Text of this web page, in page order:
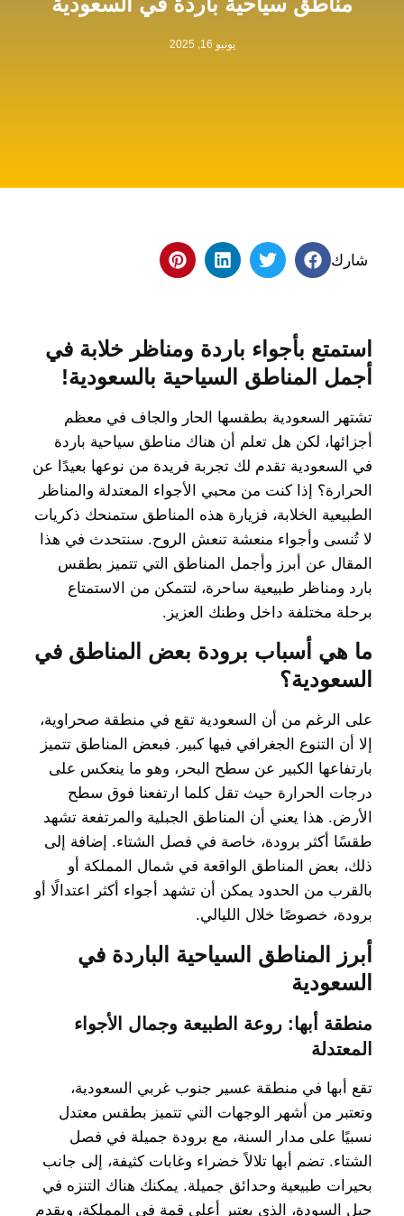
يونيو 16, 2025
شارك
استمتع بأجواء باردة ومناظر خلابة في
أجمل المناطق السياحية بالسعودية!
تشتهر السعودية بطقسها الحار والجاف في معظم
أجزائها، لكن هل تعلم أن هناك مناطق سياحية باردة
في السعودية تقدم لك تجربة فريدة من نوعها بعيدًا عن
الحرارة؟ إذا كنت من محبي الأجواء المعتدلة والمناظر
الطبيعية الخلابة، فزيارة هذه المناطق ستمنحك ذكريات
لا تُنسى وأجواء منعشة تنعش الروح. سنتحدث في هذا
المقال عن أبرز وأجمل المناطق التي تتميز بطقس
بارد ومناظر طبيعية ساحرة، لتتمكن من الاستمتاع
برحلة مختلفة داخل وطنك العزيز.
ما هي أسباب برودة بعض المناطق في
السعودية؟
على الرغم من أن السعودية تقع في منطقة صحراوية،
إلا أن التنوع الجغرافي فيها كبير. فبعض المناطق تتميز
بارتفاعها الكبير عن سطح البحر، وهو ما ينعكس على
درجات الحرارة حيث تقل كلما ارتفعنا فوق سطح
الأرض. هذا يعني أن المناطق الجبلية والمرتفعة تشهد
طقسًا أكثر برودة، خاصة في فصل الشتاء. إضافة إلى
ذلك، بعض المناطق الواقعة في شمال المملكة أو
بالقرب من الحدود يمكن أن تشهد أجواء أكثر اعتدالًا أو
برودة، خصوصًا خلال الليالي.
أبرز المناطق السياحية الباردة في
السعودية
منطقة أبها: روعة الطبيعة وجمال الأجواء
المعتدلة
تقع أبها في منطقة عسير جنوب غربي السعودية،
وتعتبر من أشهر الوجهات التي تتميز بطقس معتدل
نسبيًا على مدار السنة، مع برودة جميلة في فصل
الشتاء. تضم أبها تلالاً خضراء وغابات كثيفة، إلى جانب
بحيرات طبيعية وحدائق جميلة. يمكنك هناك التنزه في
جبل السودة، الذي يعتبر أعلى قمة في المملكة، ويقدم